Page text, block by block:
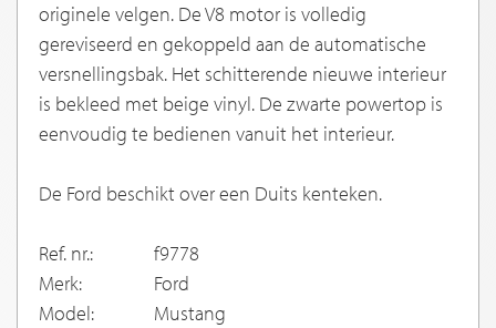
originele velgen. De V8 motor is volledig
gereviseerd en gekoppeld aan de automatische
versnellingsbak. Het schitterende nieuwe interieur
is bekleed met beige vinyl. De zwarte powertop is
eenvoudig te bedienen vanuit het interieur.
De Ford beschikt over een Duits kenteken.
Ref. nr.:
f9778
Merk:
Ford
Model:
Mustang